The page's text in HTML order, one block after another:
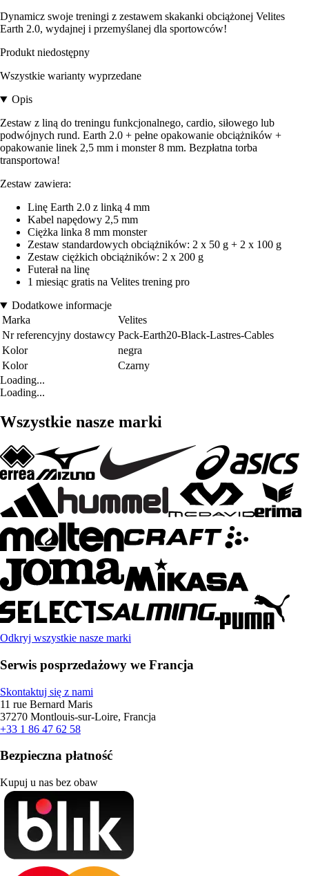
Dynamicz swoje treningi z zestawem skakanki obciążonej Velites
Earth 2.0, wydajnej i przemyślanej dla sportowców!
Produkt niedostępny
Wszystkie warianty wyprzedane
Opis
Zestaw z liną do treningu funkcjonalnego, cardio, siłowego lub
podwójnych rund. Earth 2.0 + pełne opakowanie obciążników +
opakowanie linek 2,5 mm i monster 8 mm. Bezpłatna torba
transportowa!
Zestaw zawiera:
Linę Earth 2.0 z linką 4 mm
Kabel napędowy 2,5 mm
Ciężka linka 8 mm monster
Zestaw standardowych obciążników: 2 x 50 g + 2 x 100 g
Zestaw ciężkich obciążników: 2 x 200 g
Futerał na linę
1 miesiąc gratis na Velites trening pro
Dodatkowe informacje
Marka
Velites
Nr referencyjny dostawcy Pack-Earth20-Black-Lastres-Cables
Kolor
negra
Kolor
Czarny
Loading...
Loading...
Wszystkie nasze marki
Odkryj wszystkie nasze marki
Serwis posprzedażowy we Francja
Skontaktuj się z nami
11 rue Bernard Maris
37270 Montlouis-sur-Loire, Francja
+33 1 86 47 62 58
Bezpieczna płatność
Kupuj u nas bez obaw